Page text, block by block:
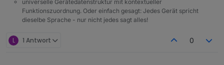
universelle Gerätedatenstruktur mit kontextueller
Funktionszuordnung. Oder einfach gesagt: Jedes Gerät spricht
dieselbe Sprache - nur nicht jedes sagt alles!
L 1 Antwort 0